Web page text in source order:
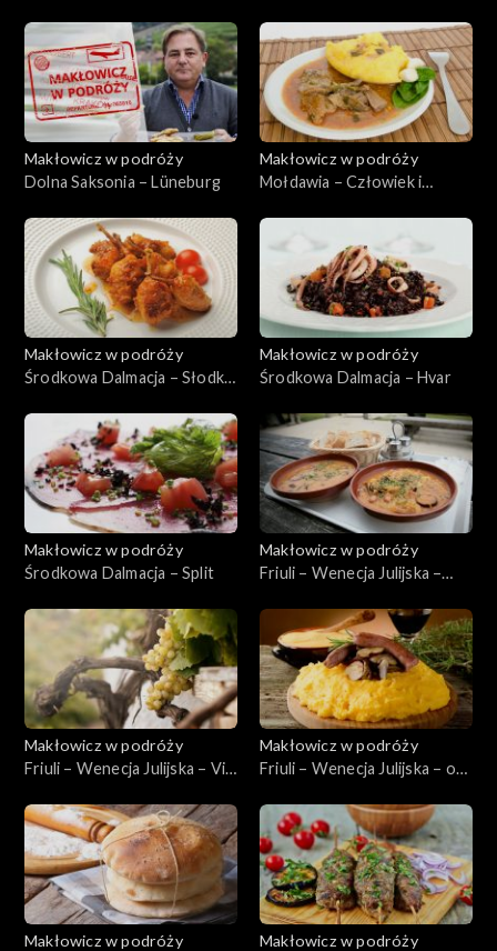
Makłowicz w podróży
Dolna Saksonia – Lüneburg
Makłowicz w podróży
Mołdawia – Człowiek i
Makłowicz w podróży
Środkowa Dalmacja – Słodka
Makłowicz w podróży
Środkowa Dalmacja – Hvar
Makłowicz w podróży
Środkowa Dalmacja – Split
Makłowicz w podróży
Friuli – Wenecja Julijska –
Makłowicz w podróży
Friuli – Wenecja Julijska – Via
Makłowicz w podróży
Friuli – Wenecja Julijska – od
Makłowicz w podróży
Makłowicz w podróży